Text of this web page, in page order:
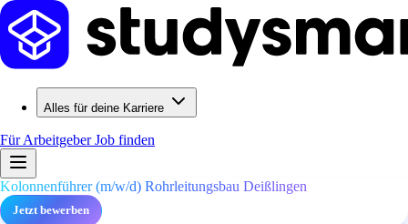
Alles für deine Karriere
Für ArbeitgeberJob finden
Kolonnenführer (m/w/d) Rohrleitungsbau Deißlingen
Jetzt bewerben